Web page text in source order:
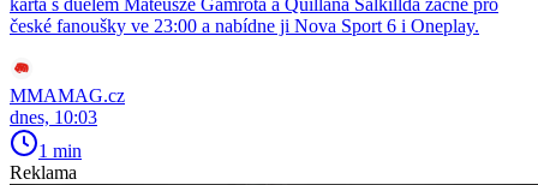
karta s duelem Mateusze Gamrota a Quillana Salkillda začne pro
české fanoušky ve 23:00 a nabídne ji Nova Sport 6 i Oneplay.
MMAMAG.cz
dnes, 10:03
1 min
Reklama